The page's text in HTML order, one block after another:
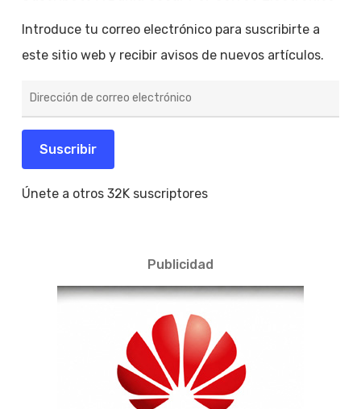
Introduce tu correo electrónico para suscribirte a
este sitio web y recibir avisos de nuevos artículos.
de
electrónico
Suscribir
Únete a otros 32K suscriptores
Publicidad